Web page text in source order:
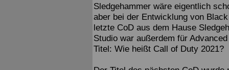
Sledgehammer wäre eigentlich
aber bei der Entwicklung von
letzte CoD aus dem Hause
Studio war außerdem für
Titel: Wie heißt Call of Duty 2021?